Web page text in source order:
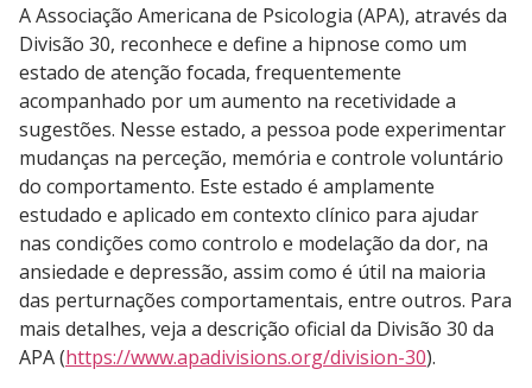
A Associação Americana de Psicologia (APA), através da
Divisão 30, reconhece e define a hipnose como um
estado de atenção focada, frequentemente
acompanhado por um aumento na recetividade a
sugestões. Nesse estado, a pessoa pode experimentar
mudanças na perceção, memória e controle voluntário
do comportamento. Este estado é amplamente
estudado e aplicado em contexto clínico para ajudar
nas condições como controlo e modelação da dor, na
ansiedade e depressão, assim como é útil na maioria
das perturnações comportamentais, entre outros. Para
mais detalhes, veja a descrição oficial da Divisão 30 da
APA (https://www.apadivisions.org/division-30).